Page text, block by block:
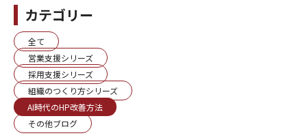
カテゴリー
全て
営業支援シリーズ
採用支援シリーズ
組織のつくり方シリーズ
AI時代のHP改善方法
その他ブログ